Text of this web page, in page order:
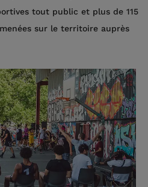
tout public et plus de 115
sur le territoire auprès